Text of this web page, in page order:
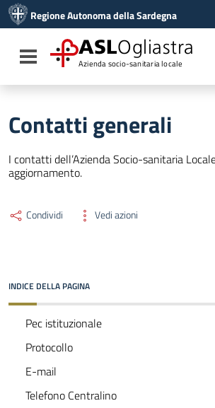
Vai al menu di navigazione
Vai al footer
Regione Autonoma della Sardegna
Toggle navigation
ASLOgliastra
Azienda socio-sanitaria locale
Contatti generali
I contatti dell’Azienda Socio-sanitaria
aggiornamento.
Condividi Vedi azioni
INDICE DELLA PAGINA
Pec istituzionale
Protocollo
E-mail
Telefono Centralino